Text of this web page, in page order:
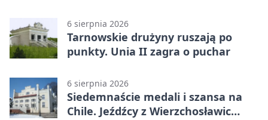
6 sierpnia 2026
Tarnowskie drużyny ruszają po
punkty. Unia II zagra o puchar
6 sierpnia 2026
Siedemnaście medali i szansa na
Chile. Jeźdźcy z Wierzchosławic